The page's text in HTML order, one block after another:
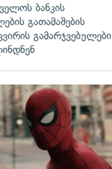
ბანკის
გათამაშების
გამარჯვებულები